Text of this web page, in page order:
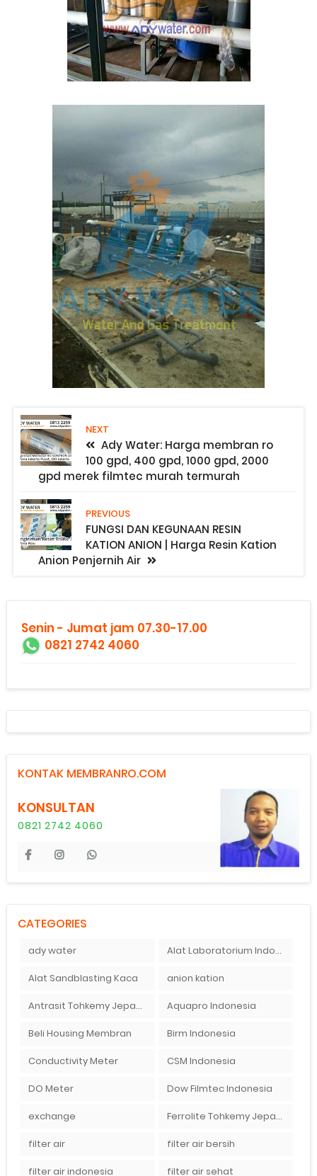
NEXT
Ady Water: Harga membran ro
100 gpd, 400 gpd, 1000 gpd, 2000
gpd merek filmtec murah termurah
PREVIOUS
FUNGSI DAN KEGUNAAN RESIN
KATION ANION | Harga Resin Kation
Anion Penjernih Air
Senin - Jumat jam 07.30-17.00
0821 2742 4060
KONTAK MEMBRANRO.COM
KONSULTAN
0821 2742 4060
CATEGORIES
ady water Alat Laboratorium Indonesia
Alat Sandblasting Kaca anion kation
Antrasit Tohkemy Jepang Indonesia Aquapro Indonesia
Beli Housing Membran Birm Indonesia
Conductivity Meter CSM Indonesia
DO Meter Dow Filmtec Indonesia
exchange Ferrolite Tohkemy Jepang Indonesia
filter air filter air bersih
filter air indonesia filter air sehat